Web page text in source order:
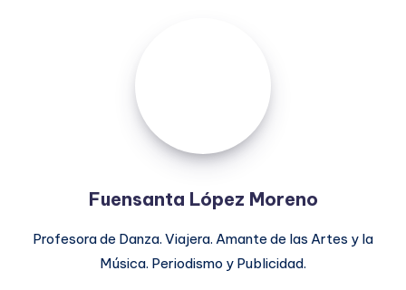
Fuensanta López Moreno
Profesora de Danza. Viajera. Amante de las Artes y la
Música. Periodismo y Publicidad.